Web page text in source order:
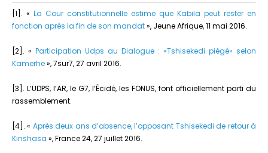
[1]. « La Cour constitutionnelle estime que Kabila peut rester en
fonction après la fin de son mandat», Jeune Afrique, 11 mai 2016.
[2]. « Participation Udps au Dialogue : «Tshisekedi piégé» selon
Kamerhe», 7sur7, 27 avril 2016.
[3]. L’UDPS, l’AR, le G7, l’Écidé, les FONUS, font officiellement parti du
rassemblement.
[4]. « Après deux ans d’absence, l’opposant Tshisekedi de retour à
Kinshasa », France 24, 27 juillet 2016.